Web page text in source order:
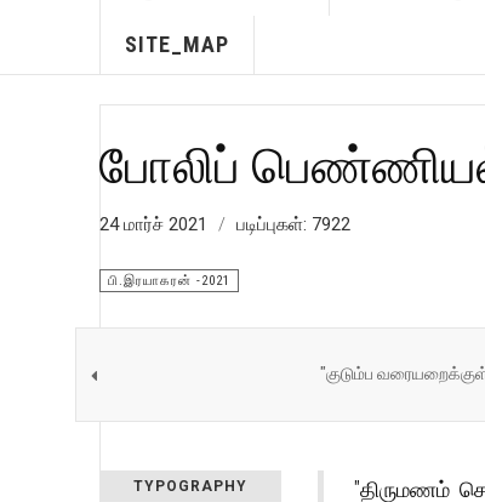
SITE_MAP
போலிப்
24 மார்ச் 2021 படிப்புகள்: 7922
பி.இரயாகரன் -2021
"குடும்ப
TYPOGRAPHY
"திருமணம்